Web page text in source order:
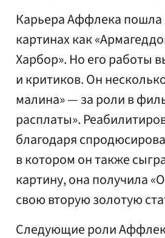
Карьера Аффлека пошла
картинах как
Харбор». Но его работы
и критиков. Он
малина» — за роли в
расплаты».
благодаря
в котором он также
картину, она получила
свою вторую золотую
Следующие роли